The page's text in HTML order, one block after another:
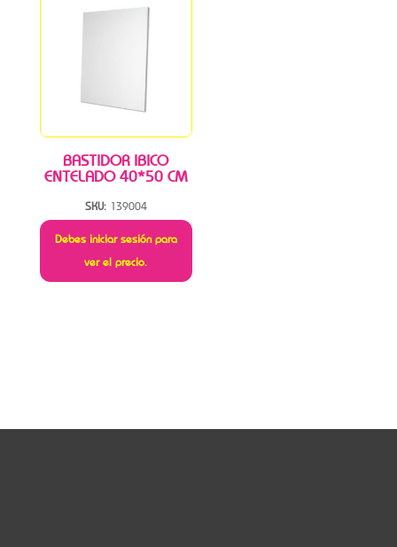
BASTIDOR IBICO
ENTELADO 40*50 CM
SKU: 139004
Debes iniciar sesión para
ver el precio.